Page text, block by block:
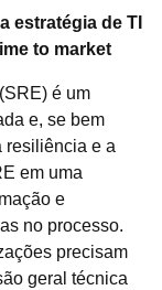
estratégia de TI
to market
é um
e, se bem
resiliência e a
em uma
e
no processo.
precisam
geral técnica